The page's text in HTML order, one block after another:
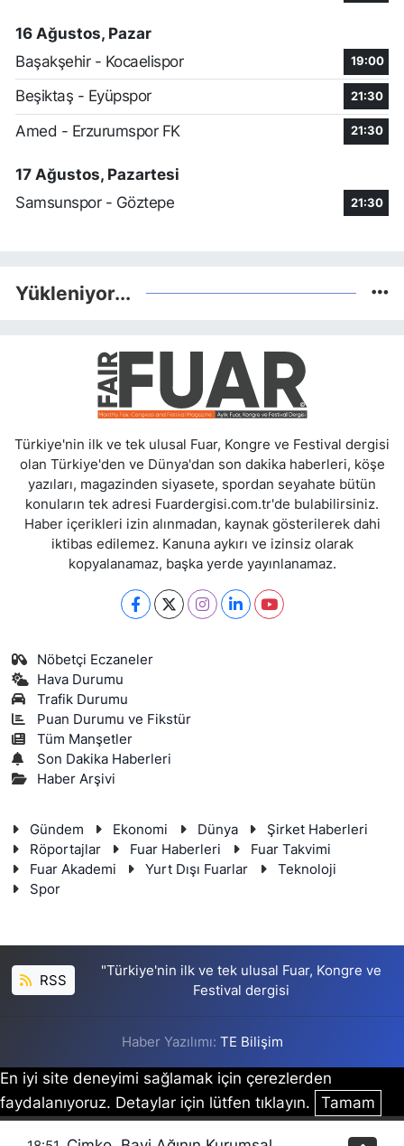
16 Ağustos, Pazar
Başakşehir - Kocaelispor
19:00
Beşiktaş - Eyüpspor 21:30
Amed - Erzurumspor FK 21:30
17 Ağustos, Pazartesi
Samsunspor - Göztepe
21:30
Yükleniyor...
Türkiye'nin ilk ve tek ulusal Fuar, Kongre ve Festival dergisi
olan Türkiye'den ve Dünya'dan son dakika haberleri, köşe
yazıları, magazinden siyasete, spordan seyahate bütün
konuların tek adresi Fuardergisi.com.tr'de bulabilirsiniz.
Haber içerikleri izin alınmadan, kaynak gösterilerek dahi
iktibas edilemez. Kanuna aykırı ve izinsiz olarak
kopyalanamaz, başka yerde yayınlanamaz.
Nöbetçi Eczaneler
Hava Durumu
Trafik Durumu
Puan Durumu ve Fikstür
Tüm Manşetler
Son Dakika Haberleri
Haber Arşivi
Gündem Ekonomi Dünya
Şirket Haberleri
Röportajlar
Fuar Haberleri
Fuar Takvimi
Fuar Akademi
Yurt Dışı Fuarlar
Teknoloji
Spor
RSS
"Türkiye'nin ilk ve tek ulusal Fuar, Kongre ve
Festival dergisi
Haber Yazılımı: TE Bilişim
En iyi site deneyimi sağlamak için çerezlerden
faydalanıyoruz. Detaylar için lütfen tıklayın.
Tamam